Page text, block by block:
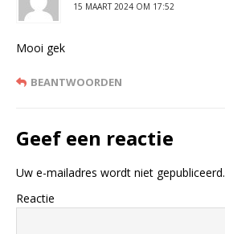
15 MAART 2024 OM 17:52
Mooi gek
BEANTWOORDEN
Geef een reactie
Uw e-mailadres wordt niet gepubliceerd.
Reactie